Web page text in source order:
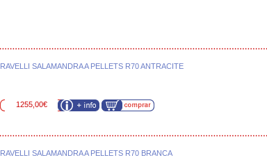
RAVELLI SALAMANDRA A PELLETS R70 ANTRACITE
1255,00€
RAVELLI SALAMANDRA A PELLETS R70 BRANCA